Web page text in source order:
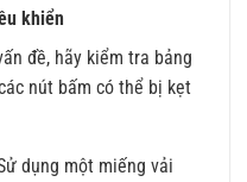
khiển
đề, hãy kiểm tra bảng
nút bấm có thể bị kẹt
dụng một miếng vải